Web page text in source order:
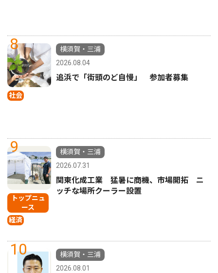
8
社会
横須賀・三浦
2026.08.04
追浜で「街頭のど自慢」 参加者募集
9
トップニュ
ース
経済
横須賀・三浦
2026.07.31
関東化成工業 猛暑に商機、市場開拓 ニ
ッチな場所クーラー設置
10
横須賀・三浦
2026.08.01